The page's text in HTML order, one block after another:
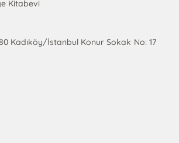
Kitabevi
Kadıköy/İstanbul Konur Sokak No: 17